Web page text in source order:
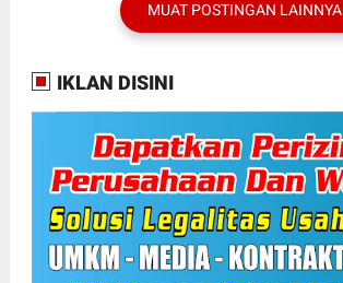
MUAT POSTINGAN LAINNYA
IKLAN DISINI